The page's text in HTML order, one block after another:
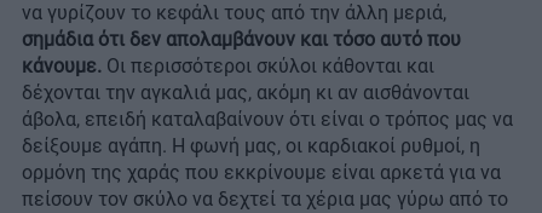
να γυρίζουν το κεφάλι τους από την άλλη μεριά,
σημάδια ότι δεν απολαμβάνουν και τόσο αυτό που
κάνουμε. Οι περισσότεροι σκύλοι κάθονται και
δέχονται την αγκαλιά μας, ακόμη κι αν αισθάνονται
άβολα, επειδή καταλαβαίνουν ότι είναι ο τρόπος μας να
δείξουμε αγάπη. Η φωνή μας, οι καρδιακοί ρυθμοί, η
ορμόνη της χαράς που εκκρίνουμε είναι αρκετά για να
πείσουν τον σκύλο να δεχτεί τα χέρια μας γύρω από το